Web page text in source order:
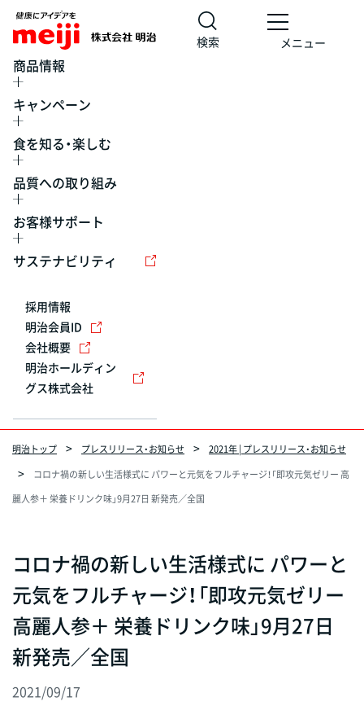
検索 メニュー
商品情報
キャンペーン
食を知る・楽しむ
品質への取り組み
お客様サポート
サステナビリティ
採用情報
明治会員ID
会社概要
明治ホールディン
グス株式会社
明治トップ プレスリリース・お知らせ
2021年 | プレスリリース・お知らせ
コロナ禍の新しい生活様式に パワーと元気をフルチャージ！「即攻元気ゼリー 高
麗人参＋ 栄養ドリンク味」9月27日 新発売／全国
コロナ禍の新しい生活様式に パワーと
元気をフルチャージ！「即攻元気ゼリー
高麗人参＋ 栄養ドリンク味」9月27日
新発売／全国
2021/09/17